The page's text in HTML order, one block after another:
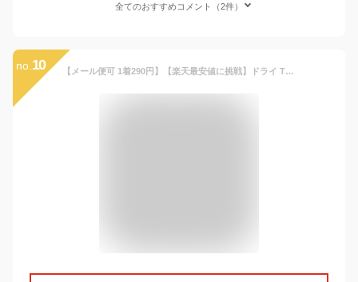
全てのおすすめコメント（2件）
no. 10 【メール便可 1着290円】【楽天最安値に挑戦】ドライ Tシャツ 無地 キッズ 子供 glimmer(グリマー) 3.5オンス 350ait 120-150 半袖夏 夏服 半袖 ドライ スポーツ ダンス カラフル カラー 運動会 文化祭 イベント お揃い 白 グレー 黒 青 ネイビー ルームウエア 部屋着